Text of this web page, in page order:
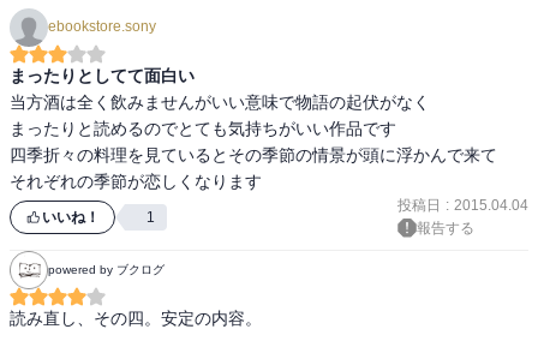
ebookstore.sony
まったりとしてて面白い
当方酒は全く飲みませんがいい意味で物語の起伏がなく
まったりと読めるのでとても気持ちがいい作品です
四季折々の料理を見ているとその季節の情景が頭に浮かんで来て
それぞれの季節が恋しくなります
いいね！ 1
投稿日 : 2015.04.04
報告する
powered by ブクログ
読み直し、その四。安定の内容。